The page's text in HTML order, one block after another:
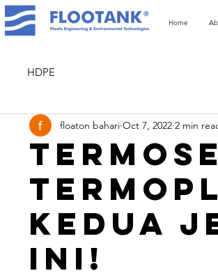
Home
HDPE
Kedua
Ini!
floaton bahari Oct 7, 2022 2 min